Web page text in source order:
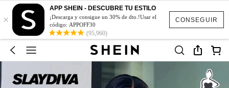
CONSEGUIR
×
APP SHEIN - DESCUBRE TU ESTILO
¡Descarga y consigue un 30% de dto.!Usar el
código: APPOFF30
(95,960)